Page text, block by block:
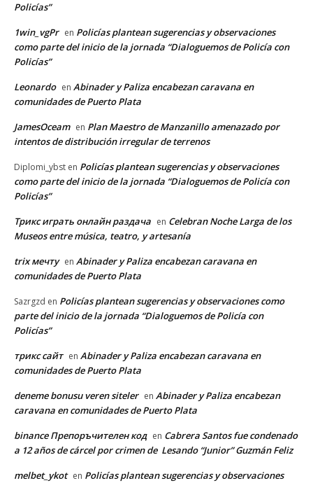
Policías”
1win_vgPr en Policías plantean sugerencias y observaciones
como parte del inicio de la jornada “Dialoguemos de Policía con
Policías”
Leonardo en Abinader y Paliza encabezan caravana en
comunidades de Puerto Plata
JamesOceam en Plan Maestro de Manzanillo amenazado por
intentos de distribución irregular de terrenos
Diplomi_ybst en Policías plantean sugerencias y observaciones
como parte del inicio de la jornada “Dialoguemos de Policía con
Policías”
Трикс играть онлайн раздача en Celebran Noche Larga de los
Museos entre música, teatro, y artesanía
trix мечту en Abinader y Paliza encabezan caravana en
comunidades de Puerto Plata
Sazrgzd en Policías plantean sugerencias y observaciones como
parte del inicio de la jornada “Dialoguemos de Policía con
Policías”
трикс сайт en Abinader y Paliza encabezan caravana en
comunidades de Puerto Plata
deneme bonusu veren siteler en Abinader y Paliza encabezan
caravana en comunidades de Puerto Plata
binance Препоръчителен код en Cabrera Santos fue condenado
a 12 años de cárcel por crimen de Lesando “Junior” Guzmán Feliz
melbet_ykot en Policías plantean sugerencias y observaciones